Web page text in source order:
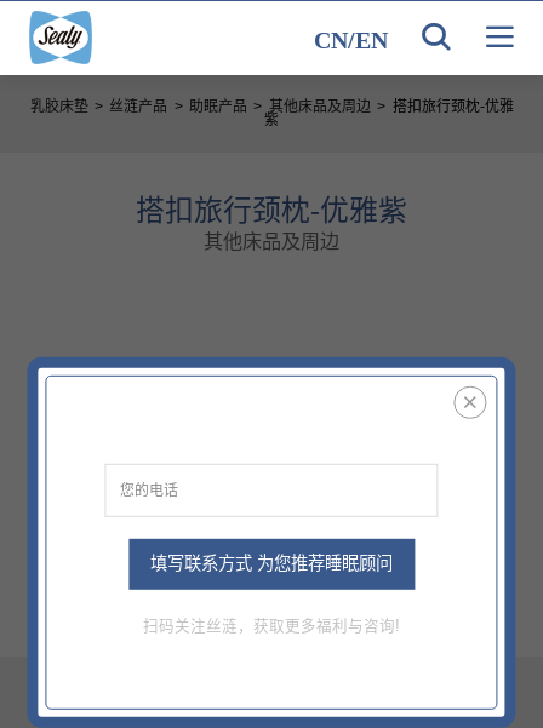
CN/EN
乳胶床垫 > 丝涟产品 > 助眠产品 > 其他床品及周边 > 搭扣旅行颈枕-优雅
紫
搭扣旅行颈枕-优雅紫
其他床品及周边
尺寸
填写联系方式 为您推荐睡眠顾问
扫码关注丝涟，获取更多福利与咨询!